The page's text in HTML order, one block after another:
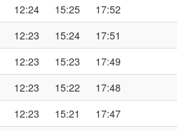
12:24 15:25 17:52
12:23 15:24 17:51
12:23 15:23 17:49
12:23 15:22 17:48
12:23 15:21 17:47